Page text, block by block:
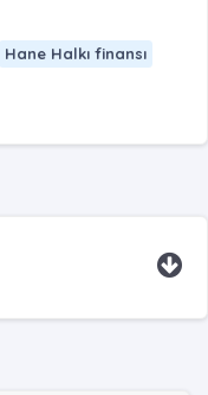
Hane Halkı finansı